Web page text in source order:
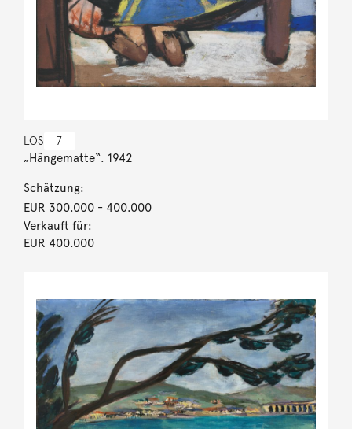
LOS 7
„Hängematte“. 1942
Schätzung:
EUR 300.000- 400.000
Verkauft für:
EUR 400.000